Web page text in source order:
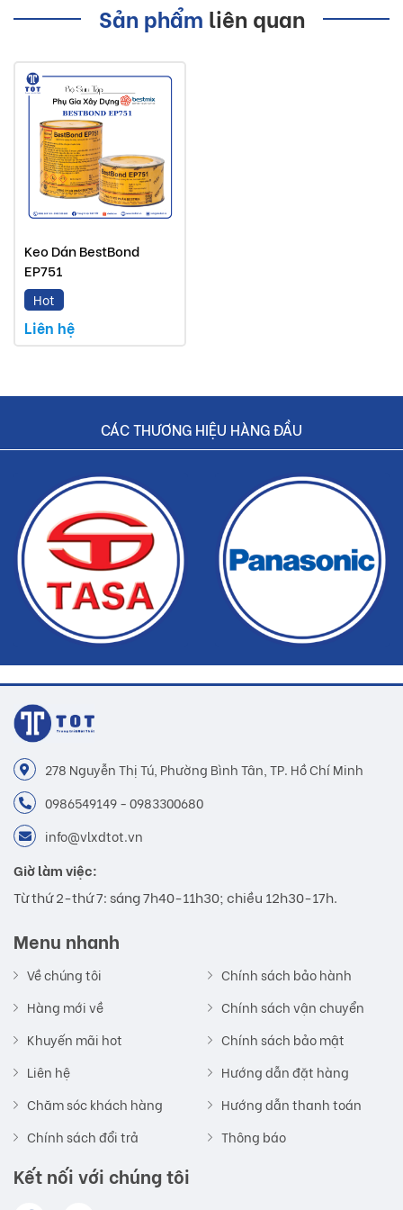
Sản phẩm liên quan
Keo Dán BestBond
EP751
Hot
Liên hệ
CÁC THƯƠNG HIỆU HÀNG ĐẦU
278 Nguyễn Thị Tú, Phường Bình Tân, TP. Hồ Chí Minh
0986549149 - 0983300680
info@vlxdtot.vn
Giờ làm việc:
Từ thứ 2-thứ 7: sáng 7h40-11h30; chiều 12h30-17h.
Menu nhanh
Về chúng tôi
Hàng mới về
Khuyến mãi hot
Liên hệ
Chăm sóc khách hàng
Chính sách đổi trả
Chính sách bảo hành
Chính sách vận chuyển
Chính sách bảo mật
Hướng dẫn đặt hàng
Hướng dẫn thanh toán
Thông báo
Kết nối với chúng tôi